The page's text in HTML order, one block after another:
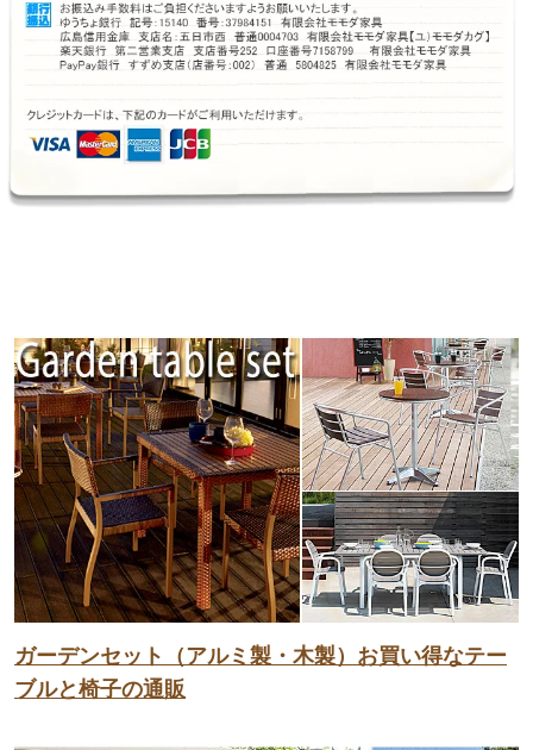
ガーデンセット（アルミ製・木製）お買い得なテー
ブルと椅子の通販